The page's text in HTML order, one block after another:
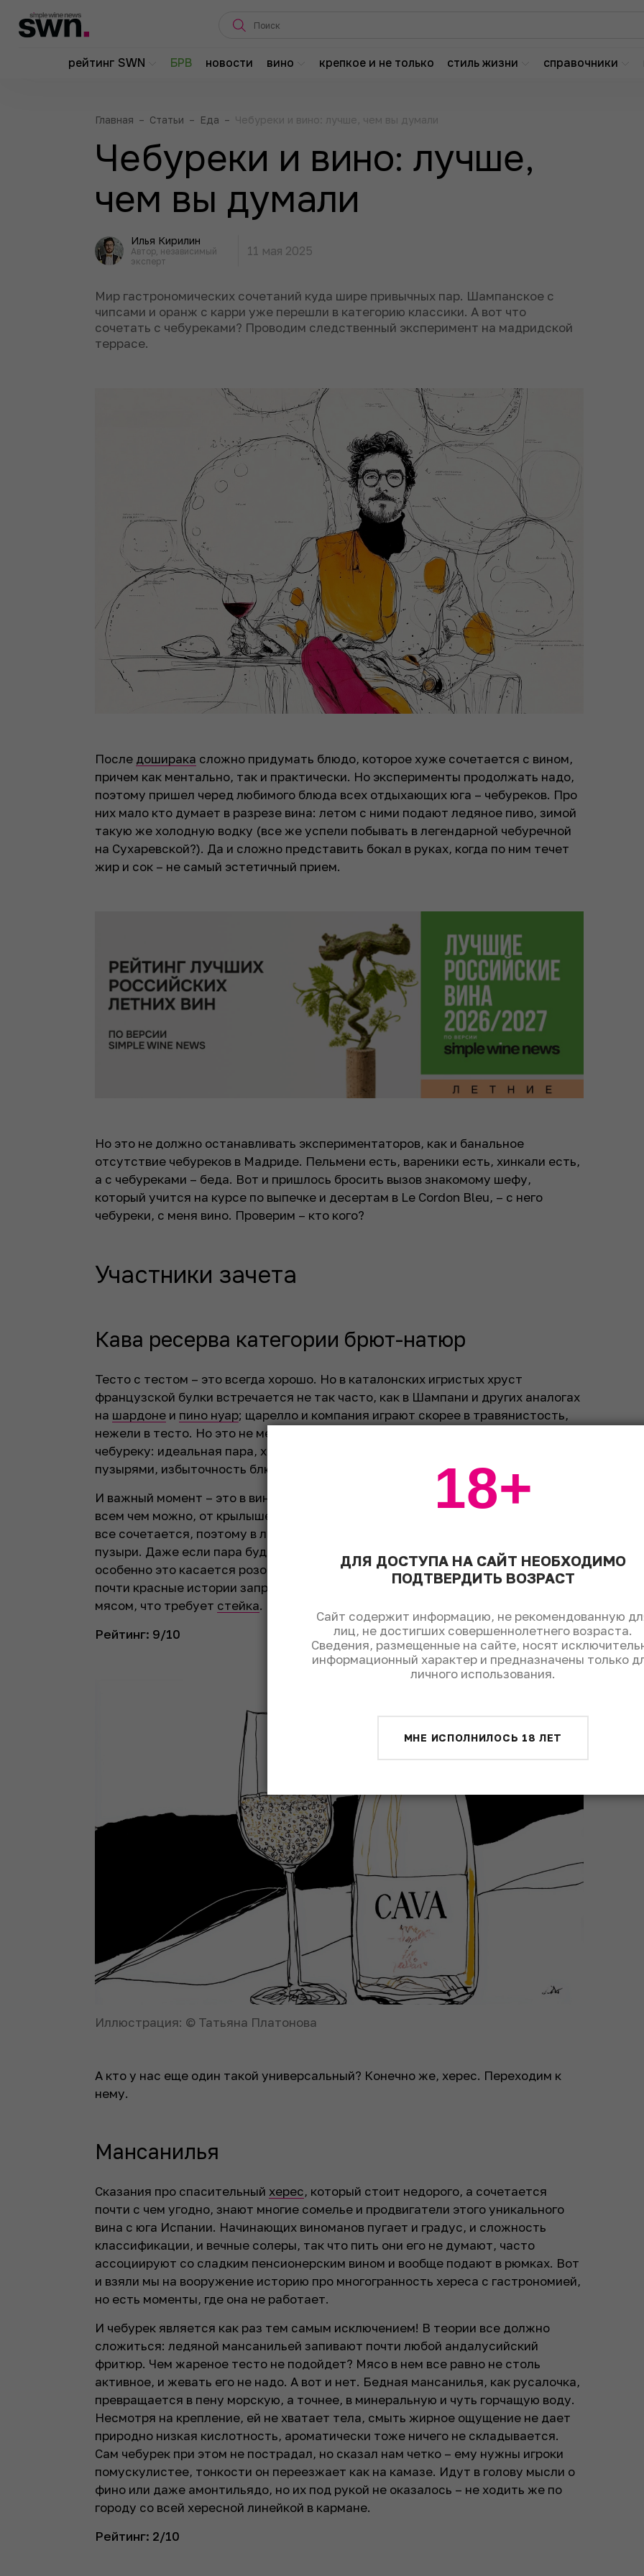
рейтинг SWN БРВ новости вино крепкое и не только стиль жизни справочники
Главная – Статьи – Еда – Чебуреки и вино: лучше, чем вы думали
Чебуреки и вино: лучше,
чем вы думали
Илья Кирилин
Автор, независимый
эксперт
11 мая 2025
Мир гастрономических сочетаний куда шире привычных пар. Шампанское с
чипсами и оранж с карри уже перешли в категорию классики. А вот что
сочетать с чебуреками? Проводим следственный эксперимент на мадридской
террасе.
После доширака сложно придумать блюдо, которое хуже сочетается с вином,
причем как ментально, так и практически. Но эксперименты продолжать надо,
поэтому пришел черед любимого блюда всех отдыхающих юга – чебуреков. Про
них мало кто думает в разрезе вина: летом с ними подают ледяное пиво, зимой
такую же холодную водку (все же успели побывать в легендарной чебуречной
на Сухаревской?). Да и сложно представить бокал в руках, когда по ним течет
жир и сок – не самый эстетичный прием.
Но это не должно останавливать экспериментаторов, как и банальное
отсутствие чебуреков в Мадриде. Пельмени есть, вареники есть, хинкали есть,
а с чебуреками – беда. Вот и пришлось бросить вызов знакомому шефу,
который учится на курсе по выпечке и десертам в Le Cordon Bleu, – с него
чебуреки, с меня вино. Проверим – кто кого?
Участники зачета
Кава ресерва категории брют-натюр
Тесто с тестом – это всегда хорошо. Но в каталонских игристых хруст
французской булки встречается не так часто, как в Шампани и других аналогах
на шардоне и пино нуар; щарелло и компания играют скорее в травянистость,
нежели в тесто. Но это не мешает им быть отличным сопровождением
чебуреку: идеальная пара, хруст с хрустом, жир и масло с сухостью и
пузырями, избыточность блюда со строгостью вина. Замечательно.
И важный момент – это в винной тусовке мы привыкли сочетать игристое со
всем чем можно, от крылышек KFC до
все сочетается, поэтому в любой непонятной ситуации надо брать именно
пузыри. Даже если пара будет не самый топ, настроение поднимется. И
особенно это касается розовых, ибо разнообразие удивляет, насыщенные,
почти красные истории запросто сочетаются даже с вполне себе жевательным
мясом, что требует стейка.
Рейтинг: 9/10
Иллюстрация: © Татьяна Платонова
А кто у нас еще один такой универсальный? Конечно же, херес. Переходим к
нему.
Мансанилья
Сказания про спасительный херес, который стоит недорого, а сочетается
почти с чем угодно, знают многие сомелье и продвигатели этого уникального
вина с юга Испании. Начинающих виноманов пугает и градус, и сложность
классификации, и вечные солеры, так что пить они его не думают, часто
ассоциируют со сладким пенсионерским вином и вообще подают в рюмках. Вот
и взяли мы на вооружение историю про многогранность хереса с гастрономией,
но есть моменты, где она не работает.
И чебурек является как раз тем самым исключением! В теории все должно
сложиться: ледяной мансанильей запивают почти любой андалусийский
фритюр. Чем жареное тесто не подойдет? Мясо в нем все равно не столь
активное, и жевать его не надо. А вот и нет. Бедная мансанилья, как русалочка,
превращается в пену морскую, а точнее, в минеральную и чуть горчащую воду.
Несмотря на крепление, ей не хватает тела, смыть жирное ощущение не дает
природно низкая кислотность, ароматически тоже ничего не складывается.
Сам чебурек при этом не пострадал, но сказал нам четко – ему нужны игроки
помускулистее, тонкости он переезжает как на камазе. Идут в голову мысли о
фино или даже амонтильядо, но их под рукой не оказалось – не ходить же по
городу со всей хересной линейкой в кармане.
Рейтинг: 2/10
ДЛЯ ДОСТУПА НА САЙТ НЕОБХОДИМО
ПОДТВЕРДИТЬ ВОЗРАСТ
Сайт содержит информацию, не рекомендованную
лиц, не достигших совершеннолетнего возраста.
Сведения, размещенные на сайте, носят
информационный характер и предназначены только
личного использования.
МНЕ ИСПОЛНИЛОСЬ 18 ЛЕТ
18+